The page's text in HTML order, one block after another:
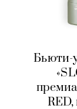
Бьюти-